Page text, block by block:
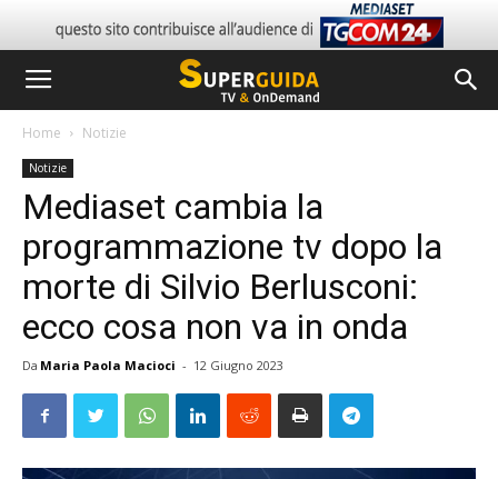
Home Notizie
Notizie
Mediaset cambia la
programmazione tv dopo la
morte di Silvio Berlusconi:
ecco cosa non va in onda
Da Maria Paola Macioci - 12 Giugno 2023